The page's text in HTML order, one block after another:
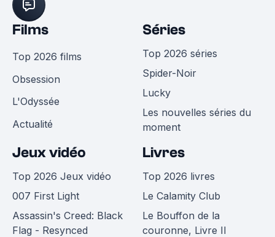
Films
Top 2026 films
Obsession
L'Odyssée
Actualité
Séries
Top 2026 séries
Spider-Noir
Lucky
Les nouvelles séries du
moment
Jeux vidéo
Top 2026 Jeux vidéo
007 First Light
Assassin's Creed: Black
Flag - Resynced
Livres
Top 2026 livres
Le Calamity Club
Le Bouffon de la
couronne, Livre II